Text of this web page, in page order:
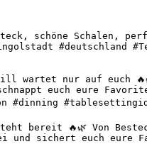
schöne Schalen,
#deutschland
wartet nur auf euch
euch eure
#dinning
bereit 🔥🌿 Von
und sichert euch eure